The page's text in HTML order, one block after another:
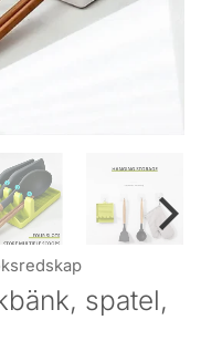
spatel,